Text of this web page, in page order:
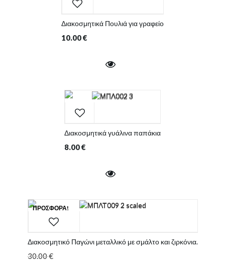
Διακοσμητικά Πουλιά για γραφείο
10.00€
Διακοσμητικά γυάλινα παπάκια
8.00€
ΠΡΟΣΦΟΡΆ!
Διακοσμητικό Παγώνι μεταλλικό με σμάλτο και ζιρκόνια.
30.00€